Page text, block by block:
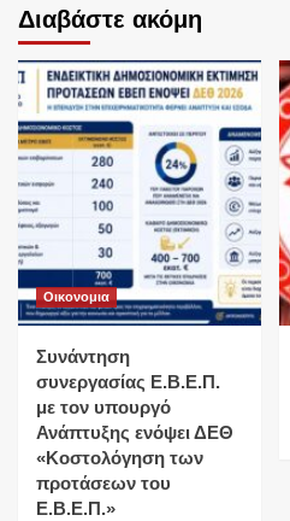
Διαβάστε ακόμη
Οικονομια
Συνάντηση
συνεργασίας Ε.Β.Ε.Π.
με τον υπουργό
Ανάπτυξης ενόψει ΔΕΘ
«Κοστολόγηση των
προτάσεων του
Ε.Β.Ε.Π.»